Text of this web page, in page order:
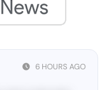
6 HOURS AGO